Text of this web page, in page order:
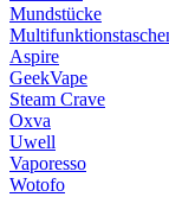
Mundstücke
Aspire
GeekVape
Steam Crave
Oxva
Uwell
Vaporesso
Wotofo